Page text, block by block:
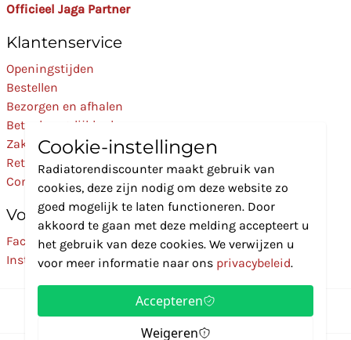
Officieel Jaga Partner
Klantenservice
Openingstijden
Bestellen
Bezorgen en afhalen
Betaalmogelijkheden
Zakelijk
Retourneren
Contact
Volg Ons
Facebook
Instagram
Cookie-instellingen
Radiatorendiscounter maakt gebruik van
cookies, deze zijn nodig om deze website zo
goed mogelijk te laten functioneren. Door
akkoord te gaan met deze melding accepteert u
het gebruik van deze cookies. We verwijzen u
voor meer informatie naar ons privacybeleid.
Accepteren
Weigeren